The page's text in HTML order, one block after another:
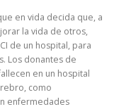
en vida decida que, a
la vida de otros,
de un hospital, para
Los donantes de
en un hospital
como
enfermedades